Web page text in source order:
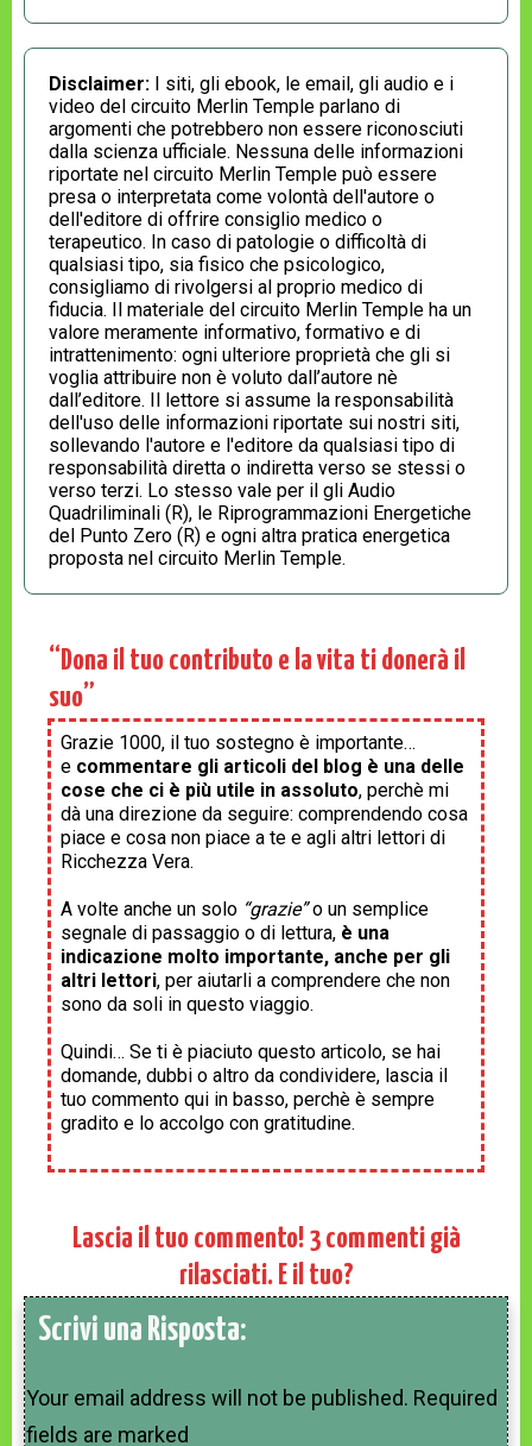
Disclaimer: I siti, gli ebook, le email, gli audio e i
video del circuito Merlin Temple parlano di
argomenti che potrebbero non essere riconosciuti
dalla scienza ufficiale. Nessuna delle informazioni
riportate nel circuito Merlin Temple può essere
presa o interpretata come volontà dell'autore o
dell'editore di offrire consiglio medico o
terapeutico. In caso di patologie o difficoltà di
qualsiasi tipo, sia fisico che psicologico,
consigliamo di rivolgersi al proprio medico di
fiducia. Il materiale del circuito Merlin Temple ha un
valore meramente informativo, formativo e di
intrattenimento: ogni ulteriore proprietà che gli si
voglia attribuire non è voluto dall’autore nè
dall’editore. Il lettore si assume la responsabilità
dell'uso delle informazioni riportate sui nostri siti,
sollevando l'autore e l'editore da qualsiasi tipo di
responsabilità diretta o indiretta verso se stessi o
verso terzi. Lo stesso vale per il gli Audio
Quadriliminali (R), le Riprogrammazioni Energetiche
del Punto Zero (R) e ogni altra pratica energetica
proposta nel circuito Merlin Temple.
“Dona il tuo contributo e la vita ti donerà il
suo”
Grazie 1000, il tuo sostegno è importante…
e commentare gli articoli del blog è una delle
cose che ci è più utile in assoluto, perchè mi
dà una direzione da seguire: comprendendo cosa
piace e cosa non piace a te e agli altri lettori di
Ricchezza Vera.
A volte anche un solo “grazie”o un semplice
segnale di passaggio o di lettura, è una
indicazione molto importante, anche per gli
altri lettori, per aiutarli a comprendere che non
sono da soli in questo viaggio.
Quindi… Se ti è piaciuto questo articolo, se hai
domande, dubbi o altro da condividere, lascia il
tuo commento qui in basso, perchè è sempre
gradito e lo accolgo con gratitudine.
Lascia il tuo commento! 3commenti già
rilasciati. E il tuo?
Scrivi una Risposta:
Your email address will not be published. Required
fields are marked